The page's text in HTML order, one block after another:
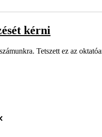
kérni
Tetszett ez az